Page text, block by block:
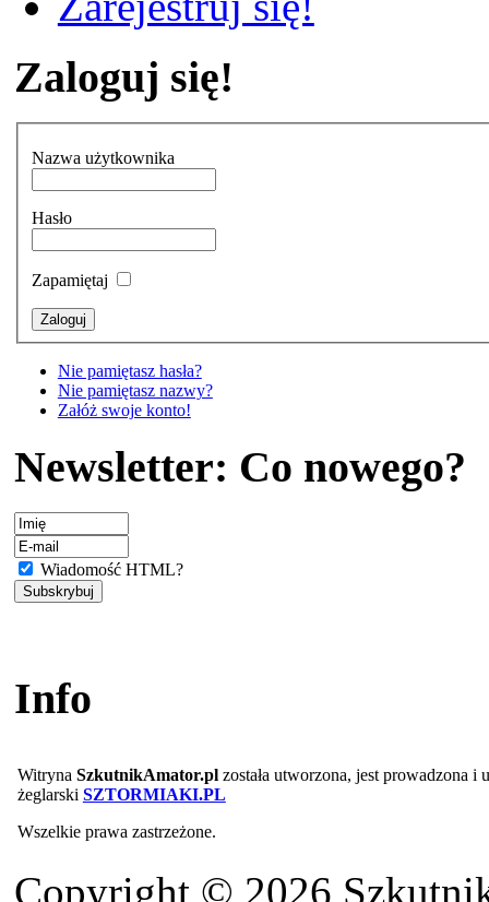
Zaloguj się!
Nazwa użytkownika
Hasło
Zapamiętaj
Nie pamiętasz hasła?
Nie pamiętasz nazwy?
Załóż swoje konto!
Newsletter: Co nowego?
Wiadomość HTML?
Info
Witryna SzkutnikAmator.plzostała utworzona, jest prowadzona i
żeglarski SZTORMIAKI.PL
Wszelkie prawa zastrzeżone.
Copyright © 2026